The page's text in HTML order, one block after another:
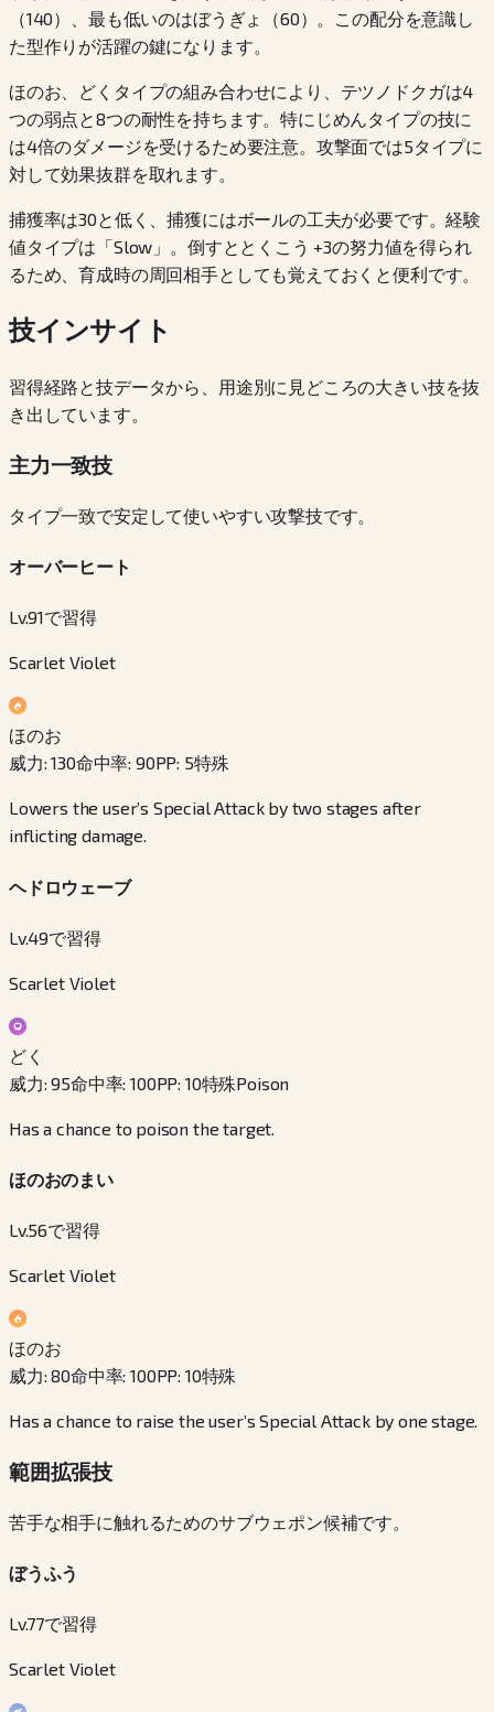
（140）、最も低いのはぼうぎょ（60）。この配分を意識し
た型作りが活躍の鍵になります。
ほのお、どくタイプの組み合わせにより、テツノドクガは4
つの弱点と8つの耐性を持ちます。特にじめんタイプの技に
は4倍のダメージを受けるため要注意。攻撃面では5タイプに
対して効果抜群を取れます。
捕獲率は30と低く、捕獲にはボールの工夫が必要です。経験
値タイプは「Slow」。倒すととくこう +3の努力値を得られ
るため、育成時の周回相手としても覚えておくと便利です。
技インサイト
習得経路と技データから、用途別に見どころの大きい技を抜
き出しています。
主力一致技
タイプ一致で安定して使いやすい攻撃技です。
オーバーヒート
Lv.91で習得
Scarlet Violet
ほのお
威力:130命中率: 90PP: 5特殊
Lowers the user’s Special Attack by two stages after
inflicting damage.
ヘドロウェーブ
Lv.49で習得
Scarlet Violet
どく
威力:95命中率:100PP: 10特殊Poison
Has a chance to poison the target.
ほのおのまい
Lv.56で習得
Scarlet Violet
ほのお
威力:80命中率:100PP: 10特殊
Has a chance to raise the user’s Special Attack by one stage.
範囲拡張技
苦手な相手に触れるためのサブウェポン候補です。
ぼうふう
Lv.77で習得
Scarlet Violet